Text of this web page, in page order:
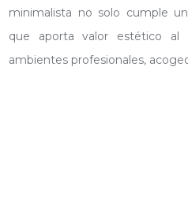
minimalista no solo cumple
que aporta valor estético al
ambientes profesionales,